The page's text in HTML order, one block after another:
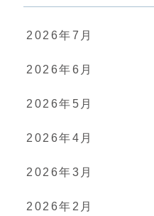
2026年7月
2026年6月
2026年5月
2026年4月
2026年3月
2026年2月